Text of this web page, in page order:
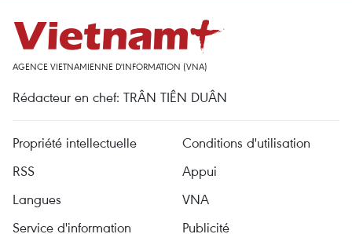
AGENCE VIETNAMIENNE D'INFORMATION (VNA)
Rédacteur en chef: TRÂN TIÊN DUÂN
Propriété intellectuelle
Conditions d'utilisation
RSS
Appui
Langues
VNA
Service d'information
Publicité